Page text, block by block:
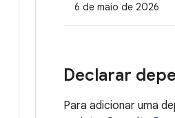
6 de maio de 2026
Declarar
Para adicionar uma